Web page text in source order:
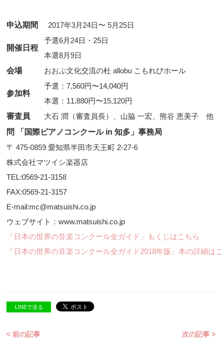
申込期間 2017年3月24日〜 5月25日
開催日程
予選6月24日・25日
本選8月9日
会場
おおぶ文化交流の杜 allobu こもれびホール
参加料
予選：7,560円〜14,040円
本選：11,880円〜15,120円
審査員
大石 潤（審査員長）、山脇 一宏、熊谷 恵美子 他
問 「国際ピアノコンクール in 知多」事務局
〒 475-0859 愛知県半田市天王町 2-27-6
株式会社マツイシ楽器店
TEL:0569-21-3158
FAX:0569-21-3157
E-mail:mc@matsuishi.co.jp
ウェブサイト：www.matsuishi.co.jp
「日本の世界の音楽コンクール全ガイド」もくじはこちら
「日本の世界の音楽コンクール全ガイド2018年版」本の詳細は
LINEで送る
< 前の記事 次の記事 >